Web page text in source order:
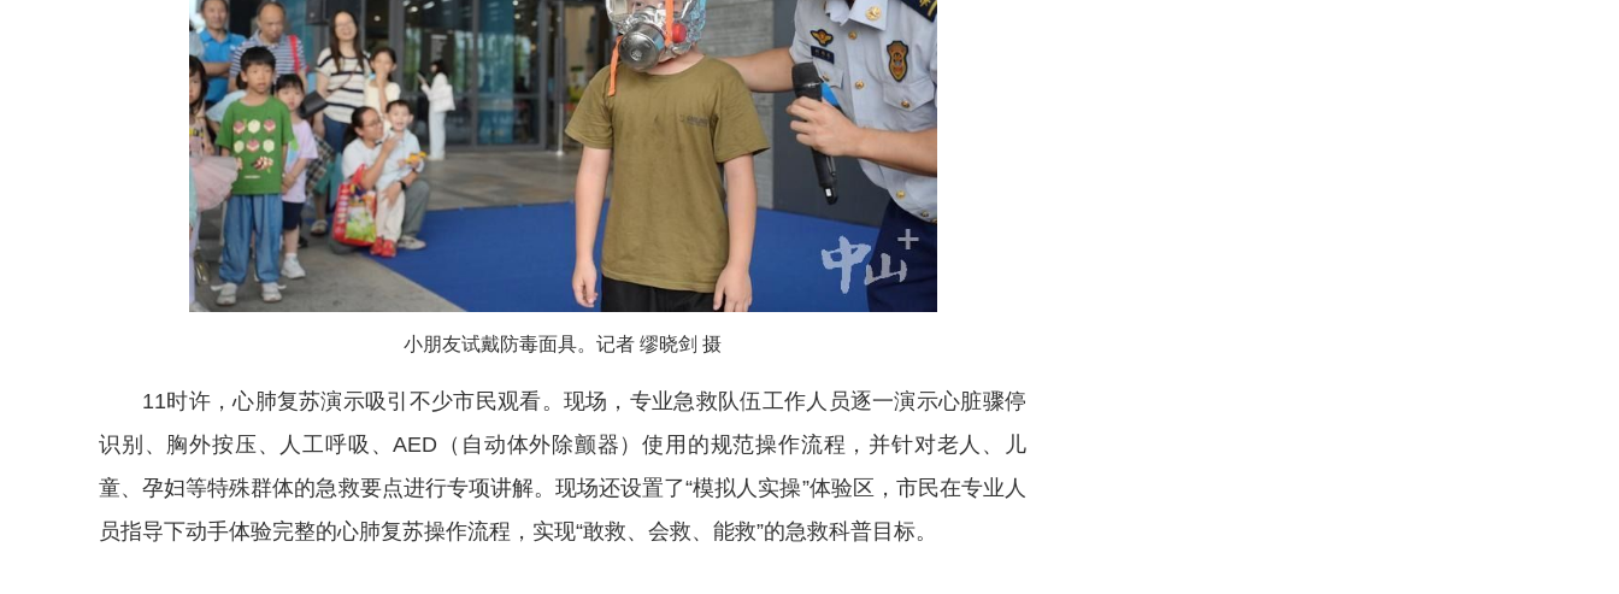
小朋友试戴防毒面具。记者 缪晓剑 摄
11时许，心肺复苏演示吸引不少市民观看。现场，专业急救队伍工作人员逐一演示心脏骤停
识别、胸外按压、人工呼吸、AED（自动体外除颤器）使用的规范操作流程，并针对老人、儿
童、孕妇等特殊群体的急救要点进行专项讲解。现场还设置了“模拟人实操”体验区， 市民在专业人
员指导下动手体验完整的心肺复苏操作流程，实现“敢救、会救、能救”的急救科普目标。